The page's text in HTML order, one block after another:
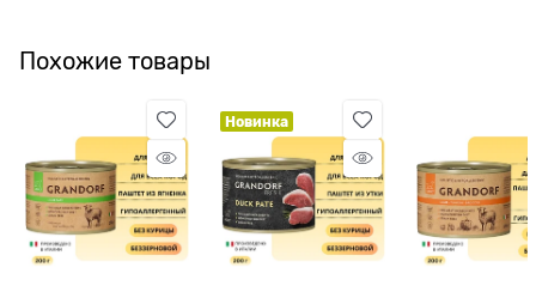
Похожие товары
Новинка